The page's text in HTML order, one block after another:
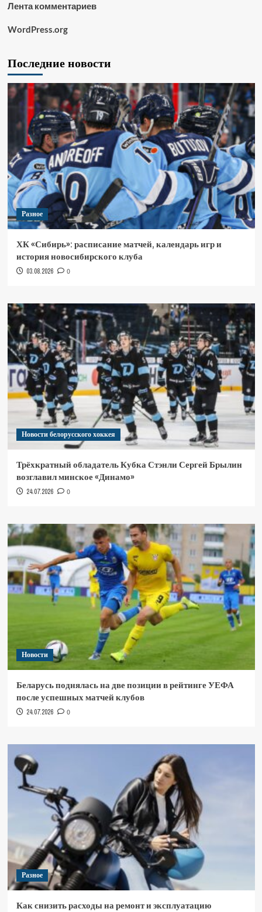
Лента комментариев
WordPress.org
Последние новости
Разное
ХК «Сибирь»: расписание матчей, календарь игр и
история новосибирского клуба
03.08.2026 0
Новости белорусского хоккея
Трёхкратный обладатель Кубка Стэнли Сергей Брылин
возглавил минское «Динамо»
24.07.2026 0
Новости
Беларусь поднялась на две позиции в рейтинге УЕФА
после успешных матчей клубов
24.07.2026 0
Разное
Как снизить расходы на ремонт и эксплуатацию